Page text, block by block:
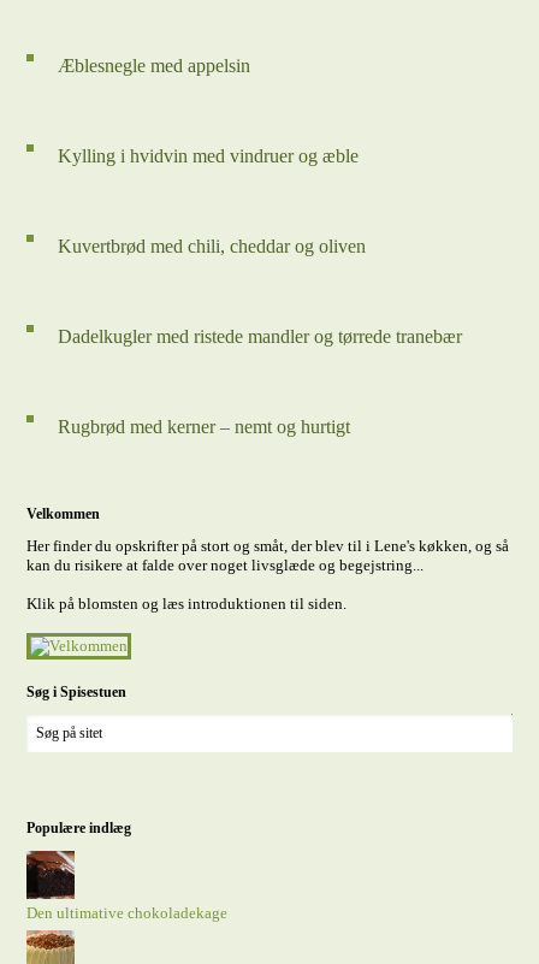
Æblesnegle med appelsin
Kylling i hvidvin med vindruer og æble
Kuvertbrød med chili, cheddar og oliven
Dadelkugler med ristede mandler og tørrede tranebær
Rugbrød med kerner – nemt og hurtigt
Velkommen
Her finder du opskrifter på stort og småt, der blev til i Lene's køkken, og så
kan du risikere at falde over noget livsglæde og begejstring...
Klik på blomsten og læs introduktionen til siden.
Søg i Spisestuen
Populære indlæg
Den ultimative chokoladekage